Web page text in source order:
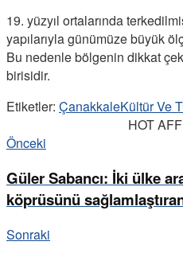
19. yüzyıl ortalarında
yapılarıyla günümüze büyük
Bu nedenle bölgenin dikkat
birisidir.
Etiketler: ÇanakkaleKültür Ve
HOT
Önceki
Güler Sabancı: İki ülke
köprüsünü
Sonraki